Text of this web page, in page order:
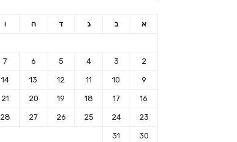
א ב ג ד ה ו
2
3
4
5
6
7
9
10
11
12
13
14
16
17
18
19
20
21
23
24
25
26
27
28
30
31